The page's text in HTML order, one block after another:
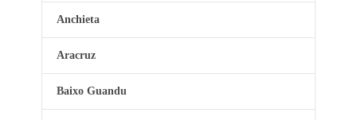
Anchieta
Aracruz
Baixo Guandu